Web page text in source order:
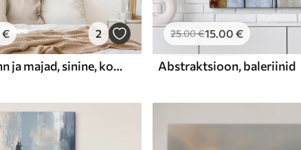
€ 2
Abstraktne linn ja majad, sinine, kollane, punane värv
25.00€15.00 €
Abstraktsioon, baleriinid